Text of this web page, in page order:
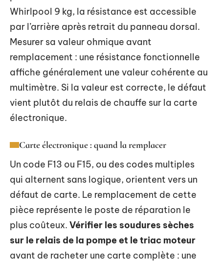
Whirlpool 9 kg, la résistance est accessible
par l’arrière après retrait du panneau dorsal.
Mesurer sa valeur ohmique avant
remplacement : une résistance fonctionnelle
affiche généralement une valeur cohérente au
multimètre. Si la valeur est correcte, le défaut
vient plutôt du relais de chauffe sur la carte
électronique.
Carte électronique : quand la remplacer
Un code F13 ou F15, ou des codes multiples
qui alternent sans logique, orientent vers un
défaut de carte. Le remplacement de cette
pièce représente le poste de réparation le
plus coûteux. Vérifier les soudures sèches
sur le relais de la pompe et le triac moteur
avant de racheter une carte complète : une